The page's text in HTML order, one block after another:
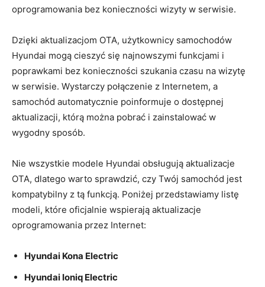
oprogramowania bez konieczności wizyty w serwisie.
Dzięki aktualizacjom OTA,‍ użytkownicy samochodów
Hyundai mogą cieszyć się najnowszymi funkcjami​ i
poprawkami bez konieczności szukania czasu na ‍wizytę⁢
w serwisie. Wystarczy połączenie⁣ z ⁣Internetem, a
samochód automatycznie poinformuje o dostępnej‍
aktualizacji, którą ⁣można pobrać i zainstalować w
wygodny sposób.
Nie wszystkie modele Hyundai obsługują aktualizacje
OTA, dlatego warto sprawdzić, czy Twój ‍samochód jest
kompatybilny z⁤ tą funkcją. Poniżej przedstawiamy listę
modeli, które oficjalnie wspierają aktualizacje
oprogramowania przez Internet:
Hyundai Kona⁤ Electric
Hyundai Ioniq Electric